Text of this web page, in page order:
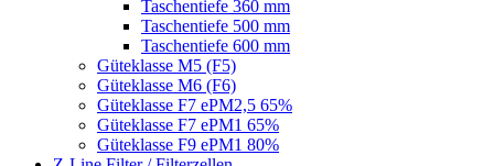
Taschentiefe 360 mm
Taschentiefe 500 mm
Taschentiefe 600 mm
Güteklasse M5 (F5)
Güteklasse M6 (F6)
Güteklasse F7 ePM2,5 65%
Güteklasse F7 ePM1 65%
Güteklasse F9 ePM1 80%